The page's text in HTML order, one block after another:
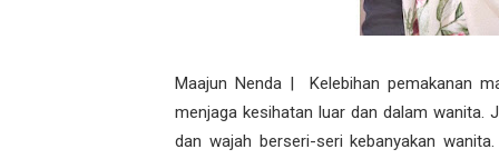
Maajun Nenda | Kelebihan pemakanan
menjaga kesihatan luar dan dalam wanita.
dan wajah berseri-seri kebanyakan